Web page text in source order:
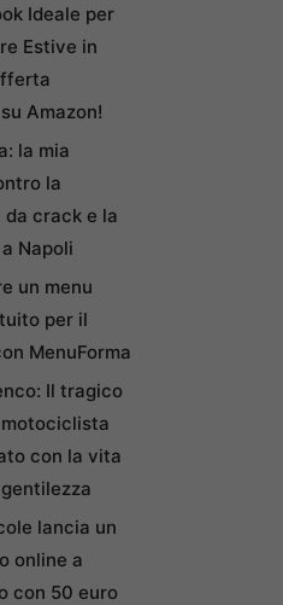
Ideale per
Estive in
Amazon!
la mia
la
da crack e la
Napoli
un menu
per il
MenuForma
Il tragico
con la vita
lancia un
online a
con 50 euro